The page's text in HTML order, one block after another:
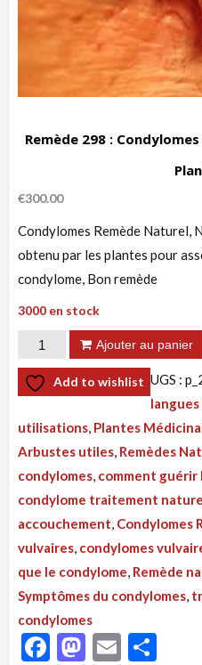
Remède 298 :
€300.00
Condylomes Remède Naturel,
obtenu par les plantes pour
condylome, Bon remède
3000 en stock
quantité
de
Remède
:
Condylomes
Solution
Naturelle
par
les
Plantes
Ajouter au panier
Add to wishlist UGS :
utilisations, Plantes
Arbustes utiles, Remèdes
condylomes, comment
condylome traitement
accouchement, Condylomes
vulvaires, condylomes
que le condylome, Remède
Symptômes du condylomes,
condylomes
Facebook
Mastodon
Email